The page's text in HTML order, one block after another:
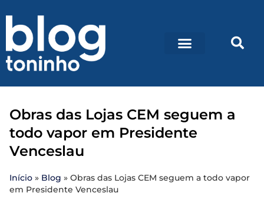
Obras das Lojas CEM seguem a
todo vapor em Presidente
Venceslau
Início » Blog » Obras das Lojas CEM seguem a todo vapor
em Presidente Venceslau